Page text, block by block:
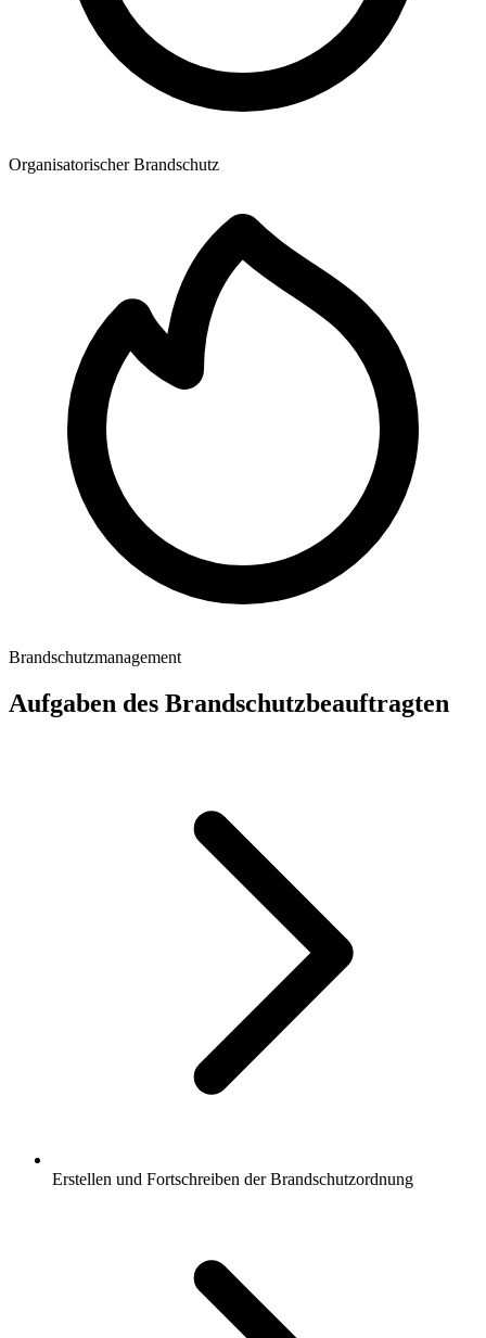
Organisatorischer Brandschutz
Brandschutzmanagement
Aufgaben des Brandschutzbeauftragten
Erstellen und Fortschreiben der Brandschutzordnung